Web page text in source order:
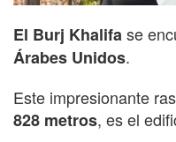
El Burj Khalifase
Árabes Unidos.
Este impresionante
828 metros, es el